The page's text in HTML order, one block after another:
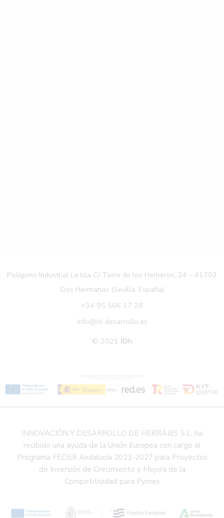
Polígono Industrial La Isla C/ Torre de los Herberos, 24 – 41703
Dos Hermanas (Sevilla, España)
+34 95 566 17 28
info@id-desarrollo.es
© 2021 IDh
INNOVACIÓN Y DESARROLLO DE HERRAJES S.L. ha
recibido una ayuda de la Unión Europea con cargo al
Programa FEDER Andalucía 2021-2027 para Proyectos
de Inversión de Crecimiento y Mejora de la
Competitividad para Pymes